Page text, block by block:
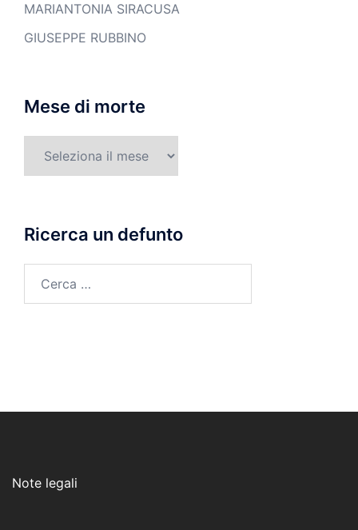
MARIANTONIA SIRACUSA
GIUSEPPE RUBBINO
Mese di morte
Ricerca un defunto
Note legali